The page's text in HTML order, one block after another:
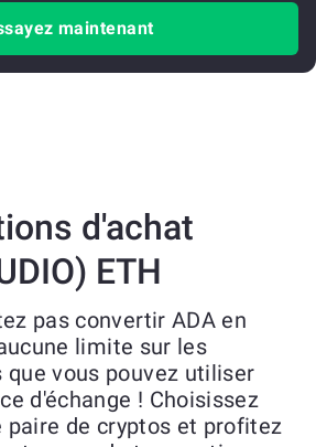
maintenant
d'achat
ETH
pas convertir ADA en
limite sur les
que vous pouvez utiliser
d'échange ! Choisissez
paire de cryptos et profitez